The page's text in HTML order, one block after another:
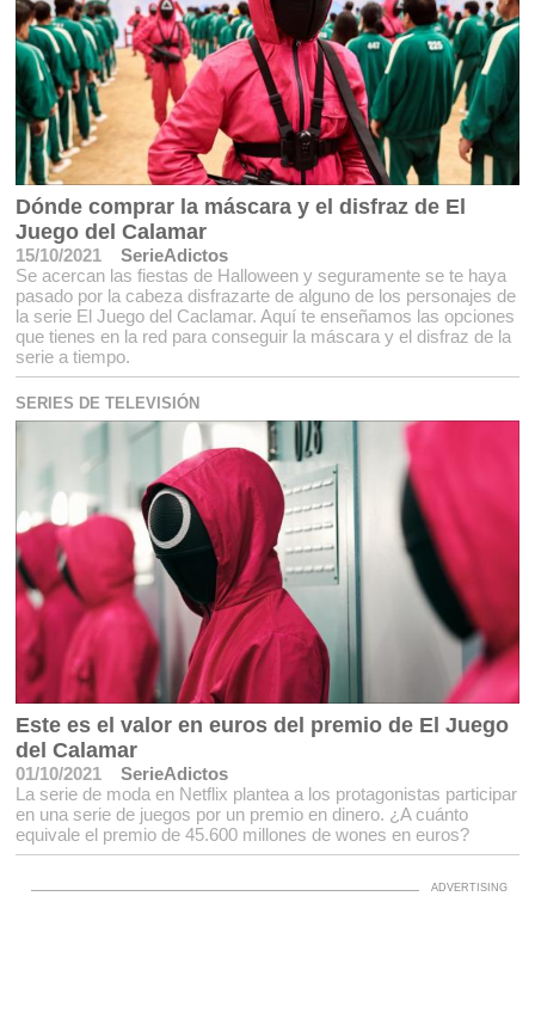
Dónde comprar la máscara y el disfraz de El
Juego del Calamar
15/10/2021
SerieAdictos
Se acercan las fiestas de Halloween y seguramente se te haya
pasado por la cabeza disfrazarte de alguno de los personajes de
la serie El Juego del Caclamar. Aquí te enseñamos las opciones
que tienes en la red para conseguir la máscara y el disfraz de la
serie a tiempo.
SERIES DE TELEVISIÓN
Este es el valor en euros del premio de El Juego
del Calamar
01/10/2021
SerieAdictos
La serie de moda en Netflix plantea a los protagonistas participar
en una serie de juegos por un premio en dinero. ¿A cuánto
equivale el premio de 45.600 millones de wones en euros?